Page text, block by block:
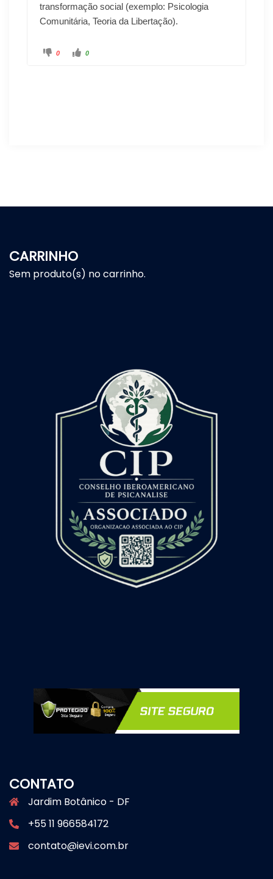
transformação social (exemplo: Psicologia
Comunitária, Teoria da Libertação).
0 0
CARRINHO
Sem produto(s) no carrinho.
CONTATO
Jardim Botânico - DF
+55 11 966584172
contato@ievi.com.br